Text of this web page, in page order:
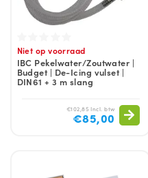
Niet op voorraad
IBC Pekelwater/Zoutwater |
Budget | De-Icing vulset |
DIN61 + 3 m slang
€102,85 Incl. btw
€85,00